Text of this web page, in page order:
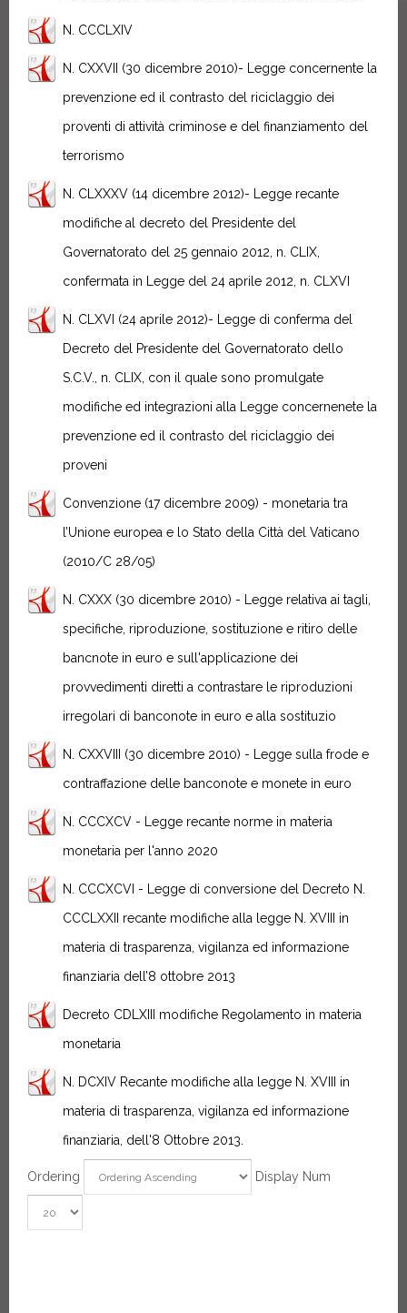
N. CCCLXIV
N. CXXVII (30 dicembre 2010)- Legge concernente la
prevenzione ed il contrasto del riciclaggio dei
proventi di attività criminose e del finanziamento del
terrorismo
N. CLXXXV (14 dicembre 2012)- Legge recante
modifiche al decreto del Presidente del
Governatorato del 25 gennaio 2012, n. CLIX,
confermata in Legge del 24 aprile 2012, n. CLXVI
N. CLXVI (24 aprile 2012)- Legge di conferma del
Decreto del Presidente del Governatorato dello
S.C.V., n. CLIX, con il quale sono promulgate
modifiche ed integrazioni alla Legge concernenete la
prevenzione ed il contrasto del riciclaggio dei
proveni
Convenzione (17 dicembre 2009) - monetaria tra
l’Unione europea e lo Stato della Città del Vaticano
(2010/C 28/05)
N. CXXX (30 dicembre 2010) - Legge relativa ai tagli,
specifiche, riproduzione, sostituzione e ritiro delle
bancnote in euro e sull'applicazione dei
provvedimenti diretti a contrastare le riproduzioni
irregolari di banconote in euro e alla sostituzio
N. CXXVIII (30 dicembre 2010) - Legge sulla frode e
contraffazione delle banconote e monete in euro
N. CCCXCV - Legge recante norme in materia
monetaria per l'anno 2020
N. CCCXCVI - Legge di conversione del Decreto N.
CCCLXXII recante modifiche alla legge N. XVIII in
materia di trasparenza, vigilanza ed informazione
finanziaria dell’8 ottobre 2013
Decreto CDLXIII modifiche Regolamento in materia
monetaria
N. DCXIV Recante modifiche alla legge N. XVIII in
materia di trasparenza, vigilanza ed informazione
finanziaria, dell'8 Ottobre 2013.
Ordering Display Num